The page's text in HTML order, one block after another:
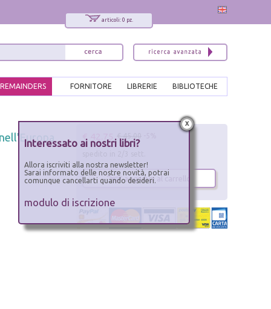
articoli: 0 pz.
BIBLIOTECHE
LIBRERIE
FORNITORE
REMAINDERS
€ 42.75
aggiungi al carrello
x
Interessato ai nostri libri?
Allora iscriviti alla nostra newsletter!
Sarai informato delle nostre novità, potrai
comunque cancellarti quando desideri.
modulo di iscrizione